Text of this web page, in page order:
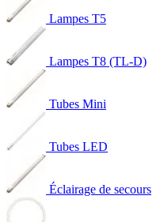
Lampes T5
Lampes T8 (TL-D)
Tubes Mini
Tubes LED
Éclairage de secours